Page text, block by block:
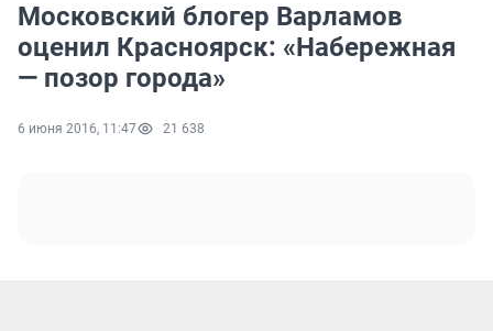
Московский блогер Варламов
оценил Красноярск: «Набережная
— позор города»
6 июня 2016, 11:47 21 638